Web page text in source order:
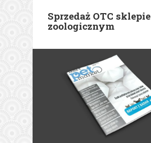
Sprzedaż OTC sklepie
zoologicznym